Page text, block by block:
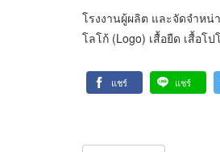
โรงงานผู้ผลิต และจัดจำหน่
โลโก้ (Logo) เสื้อยืด เสื้อโ
แชร์ แชร์